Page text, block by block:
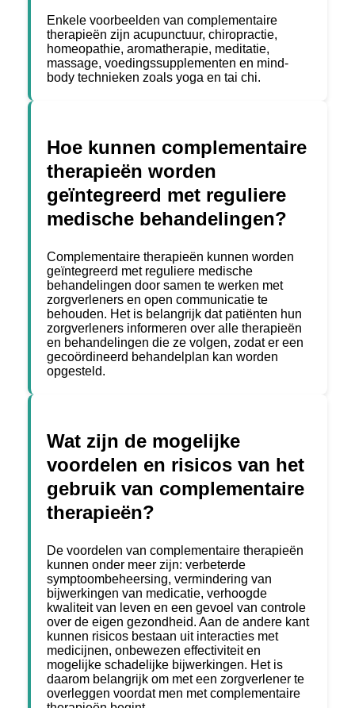
Enkele voorbeelden van complementaire
therapieën zijn acupunctuur, chiropractie,
homeopathie, aromatherapie, meditatie,
massage, voedingssupplementen en mind-
body technieken zoals yoga en tai chi.
Hoe kunnen complementaire
therapieën worden
geïntegreerd met reguliere
medische behandelingen?
Complementaire therapieën kunnen worden
geïntegreerd met reguliere medische
behandelingen door samen te werken met
zorgverleners en open communicatie te
behouden. Het is belangrijk dat patiënten hun
zorgverleners informeren over alle therapieën
en behandelingen die ze volgen, zodat er een
gecoördineerd behandelplan kan worden
opgesteld.
Wat zijn de mogelijke
voordelen en risicos van het
gebruik van complementaire
therapieën?
De voordelen van complementaire therapieën
kunnen onder meer zijn: verbeterde
symptoombeheersing, vermindering van
bijwerkingen van medicatie, verhoogde
kwaliteit van leven en een gevoel van controle
over de eigen gezondheid. Aan de andere kant
kunnen risicos bestaan uit interacties met
medicijnen, onbewezen effectiviteit en
mogelijke schadelijke bijwerkingen. Het is
daarom belangrijk om met een zorgverlener te
overleggen voordat men met complementaire